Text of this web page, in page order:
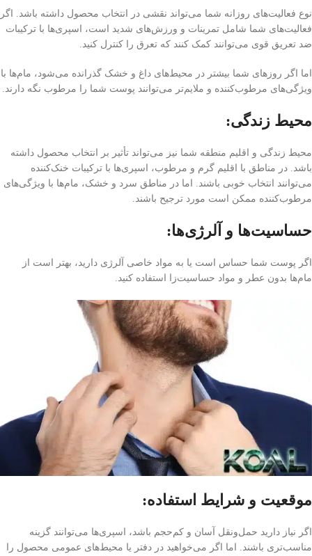
نوع فعالیت‌های روزانه شما می‌تواند نقشی در انتخاب محصول داشته باشد. اگر
فعالیت‌های شما شامل تمرینات و ورزش‌های شدید است، اسپری‌ها با ترکیبات
ضد تعریق قوی می‌توانند کمک کنند که تعرق را کنترل کنید.
اما اگر روز‌های شما بیشتر در محیط‌های داغ و خشک گذرانده می‌شود، مام‌ها با
ویژگی‌های مرطوب‌کننده و ملایم‌تر می‌توانند پوست شما را مرطوب نگه دارند.
محیط زندگی:
محیط زندگی و اقلیم منطقه شما نیز می‌تواند تأثیر بر انتخاب محصول داشته
باشد. در مناطق با اقلیم گرم و مرطوب، اسپری‌ها با ترکیبات خنک‌کننده
می‌توانند انتخاب خوبی باشند. اما در مناطق سرد و خشک، مام‌ها با ویژگی‌های
مرطوب‌کننده ممکن است مورد ترجیح باشند.
حساسیت‌ها و آلرژی‌ها:
اگر پوست شما حساس است یا به مواد خاصی آلرژی دارید، بهتر است از
مام‌ها بدون عطر و مواد حساسیت‌زا استفاده کنید.
موقعیت و شرایط استفاده:
اگر نیاز دارید حمل‌ونقل آسان و کم‌حجم باشد، اسپری‌ها می‌توانند گزینه
مناسب‌تری باشند. اما اگر می‌خواهید در دفتر یا محیط‌های عمومی محصول را